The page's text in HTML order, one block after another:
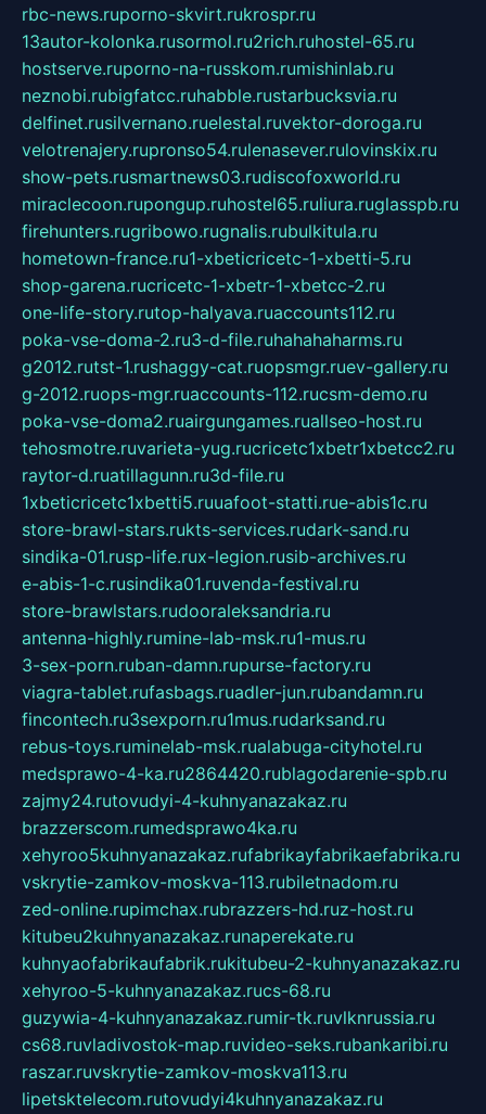
rbc-news.ruporno-skvirt.rukrospr.ru
13autor-kolonka.rusormol.ru2rich.ruhostel-65.ru
hostserve.ruporno-na-russkom.rumishinlab.ru
neznobi.rubigfatcc.ruhabble.rustarbucksvia.ru
delfinet.rusilvernano.ruelestal.ruvektor-doroga.ru
velotrenajery.rupronso54.rulenasever.rulovinskix.ru
show-pets.rusmartnews03.rudiscofoxworld.ru
miraclecoon.rupongup.ruhostel65.ruliura.ruglasspb.ru
firehunters.rugribowo.rugnalis.rubulkitula.ru
hometown-france.ru1-xbeticricetc-1-xbetti-5.ru
shop-garena.rucricetc-1-xbetr-1-xbetcc-2.ru
one-life-story.rutop-halyava.ruaccounts112.ru
poka-vse-doma-2.ru3-d-file.ruhahahaharms.ru
g2012.rutst-1.rushaggy-cat.ruopsmgr.ruev-gallery.ru
g-2012.ruops-mgr.ruaccounts-112.rucsm-demo.ru
poka-vse-doma2.ruairgungames.ruallseo-host.ru
tehosmotre.ruvarieta-yug.rucricetc1xbetr1xbetcc2.ru
raytor-d.ruatillagunn.ru3d-file.ru
1xbeticricetc1xbetti5.ruuafoot-statti.rue-abis1c.ru
store-brawl-stars.rukts-services.rudark-sand.ru
sindika-01.rusp-life.rux-legion.rusib-archives.ru
e-abis-1-c.rusindika01.ruvenda-festival.ru
store-brawlstars.rudooraleksandria.ru
antenna-highly.rumine-lab-msk.ru1-mus.ru
3-sex-porn.ruban-damn.rupurse-factory.ru
viagra-tablet.rufasbags.ruadler-jun.rubandamn.ru
fincontech.ru3sexporn.ru1mus.rudarksand.ru
rebus-toys.ruminelab-msk.rualabuga-cityhotel.ru
medsprawo-4-ka.ru2864420.rublagodarenie-spb.ru
zajmy24.rutovudyi-4-kuhnyanazakaz.ru
brazzerscom.rumedsprawo4ka.ru
xehyroo5kuhnyanazakaz.rufabrikayfabrikaefabrika.ru
vskrytie-zamkov-moskva-113.rubiletnadom.ru
zed-online.rupimchax.rubrazzers-hd.ruz-host.ru
kitubeu2kuhnyanazakaz.runaperekate.ru
kuhnyaofabrikaufabrik.rukitubeu-2-kuhnyanazakaz.ru
xehyroo-5-kuhnyanazakaz.rucs-68.ru
guzywia-4-kuhnyanazakaz.rumir-tk.ruvlknrussia.ru
cs68.ruvladivostok-map.ruvideo-seks.rubankaribi.ru
raszar.ruvskrytie-zamkov-moskva113.ru
lipetsktelecom.rutovudyi4kuhnyanazakaz.ru